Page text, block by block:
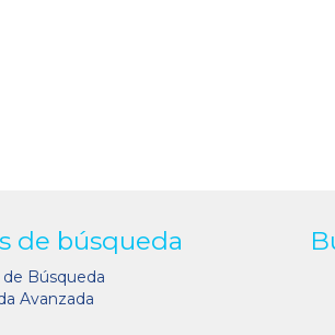
de búsqueda
de Búsqueda
Avanzada